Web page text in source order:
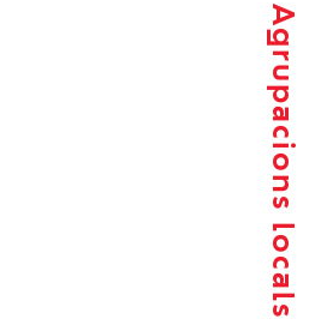
Agrupacions locals